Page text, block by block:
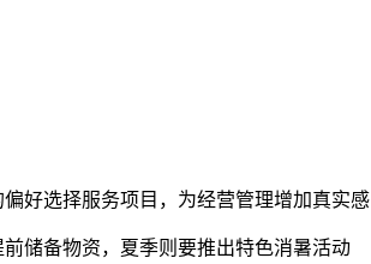
好选择服务项目，为经营管理增加真实感
储备物资，夏季则要推出特色消暑活动